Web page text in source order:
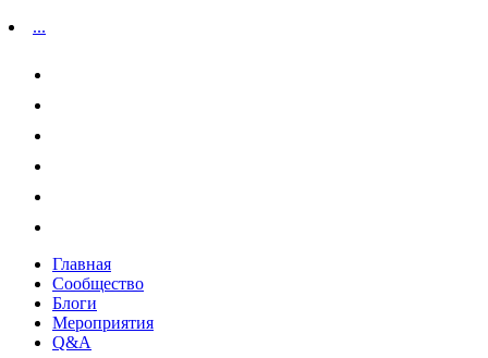
...
Главная
Сообщество
Блоги
Мероприятия
Q&A